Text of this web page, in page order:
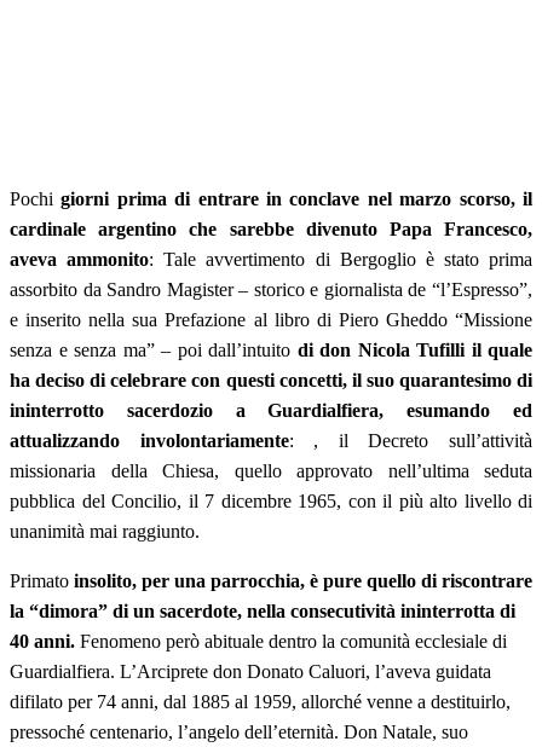
Pochigiorni prima di entrare in conclave nel marzo scorso, il
cardinale argentino che sarebbe divenuto Papa Francesco,
aveva ammonito: Tale avvertimento di Bergoglio è stato prima
assorbito da Sandro Magister – storico e giornalista de “l’Espresso”,
e inserito nella sua Prefazione al libro di Piero Gheddo “Missione
senza e senza ma” – poi dall’intuito di don Nicola Tufilli il quale
ha deciso di celebrare con questi concetti, il suo quarantesimo di
ininterrotto sacerdozio a Guardialfiera, esumando ed
attualizzando involontariamente: , il Decreto sull’attività
missionaria della Chiesa, quello approvato nell’ultima seduta
pubblica del Concilio, il 7 dicembre 1965, con il più alto livello di
unanimità mai raggiunto.
Primato insolito, per una parrocchia, è pure quello di riscontrare
la “dimora” di un sacerdote, nella consecutività ininterrotta di
40 anni. Fenomeno però abituale dentro la comunità ecclesiale di
Guardialfiera. L’Arciprete don Donato Caluori, l’aveva guidata
difilato per 74 anni, dal 1885 al 1959, allorché venne a destituirlo,
pressoché centenario, l’angelo dell’eternità. Don Natale, suo